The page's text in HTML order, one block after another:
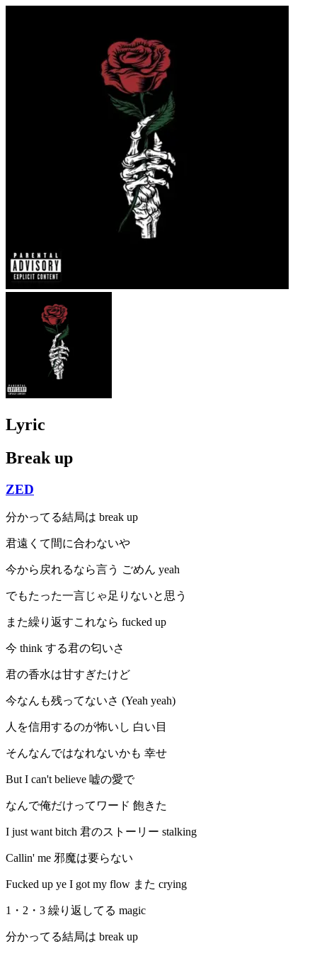
Lyric
Break up
ZED
分かってる結局は break up
君遠くて間に合わないや
今から戻れるなら言う ごめん yeah
でもたった一言じゃ足りないと思う
また繰り返すこれなら fucked up
今 think する君の匂いさ
君の香水は甘すぎたけど
今なんも残ってないさ (Yeah yeah)
人を信用するのが怖いし 白い目
そんなんではなれないかも 幸せ
But I can't believe 嘘の愛で
なんで俺だけってワード 飽きた
I just want bitch 君のストーリー stalking
Callin' me 邪魔は要らない
Fucked up ye I got my flow また crying
1・2・3 繰り返してる magic
分かってる結局は break up